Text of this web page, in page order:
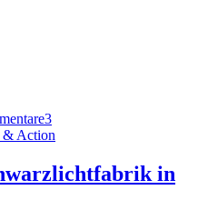
3
& Action
in